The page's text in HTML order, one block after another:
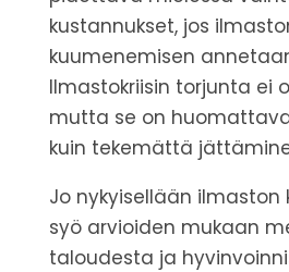
kustannukset, jos
kuumenemisen
Ilmastokriisin torjunta ei
mutta se on
kuin tekemättä
Jo nykyisellään ilmaston
syö arvioiden mukaan
taloudesta ja